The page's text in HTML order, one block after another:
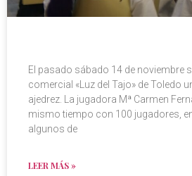
El pasado sábado 14 de noviembre
comercial «Luz del Tajo» de Toledo
ajedrez. La jugadora Mª Carmen
mismo tiempo con 100 jugadores,
algunos de
LEER MÁS »